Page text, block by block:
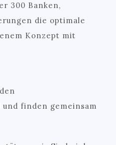
300 Banken,
die optimale
Konzept mit
finden gemeinsam